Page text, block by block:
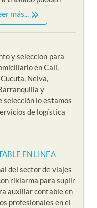
más...
y seleccion para
en Cali,
Neiva,
y
selección lo estamos
de logística
EN LINEA
del sector de viajes
riklarma para suplir
auxiliar contable en
profesionales en el